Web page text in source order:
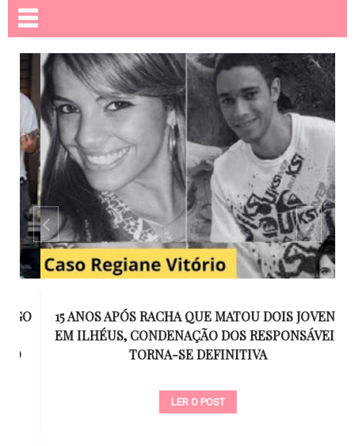
15 ANOS APÓS RACHA QUE MATOU DOIS JOVENS
EM ILHÉUS, CONDENAÇÃO DOS RESPONSÁVEIS
TORNA-SE DEFINITIVA
LER O POST